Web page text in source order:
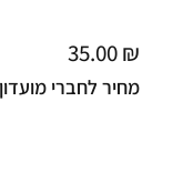
35.00₪
מחיר לחברי